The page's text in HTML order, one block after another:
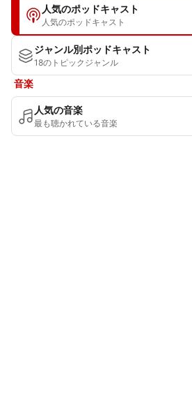
人気のポッドキャスト
人気のポッドキャスト
ジャンル別ポッドキャスト
18のトピックジャンル
音楽
人気の音楽
最も聴かれている音楽